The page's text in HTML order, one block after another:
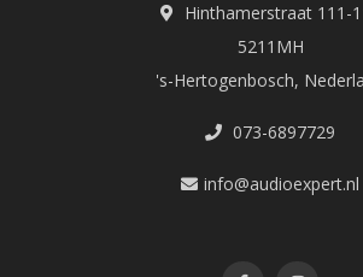
Hinthamerstraat 111-
5211MH
's-Hertogenbosch,
073-6897729
info@audioexpert.nl